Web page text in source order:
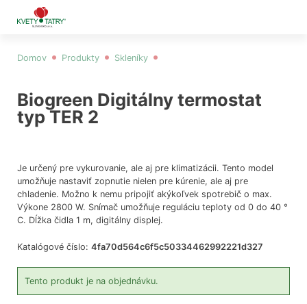
Domov Produkty
Skleníky
Biogreen Digitálny termostat
typ TER 2
Je určený pre vykurovanie, ale aj pre klimatizácii. Tento model
umožňuje nastaviť zopnutie nielen pre kúrenie, ale aj pre
chladenie. Možno k nemu pripojiť akýkoľvek spotrebič o max.
Výkone 2800 W. Snímač umožňuje reguláciu teploty od 0 do 40 °
C. Dĺžka čidla 1 m, digitálny displej.
Katalógové číslo: 4fa70d564c6f5c50334462992221d327
Tento produkt je na objednávku.